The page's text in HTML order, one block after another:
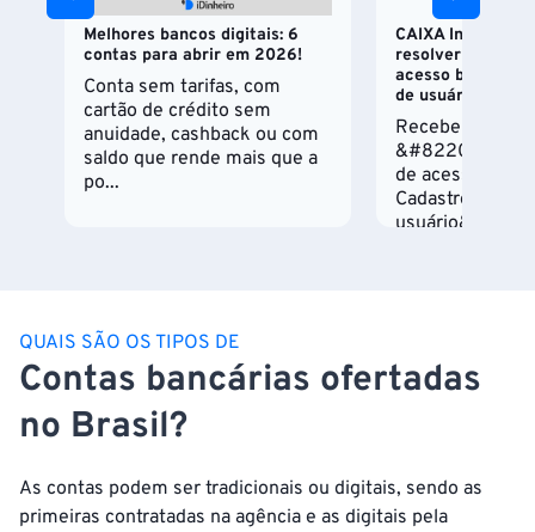
Melhores bancos digitais: 6
contas para abrir em 2026!
Conta sem tarifas, com
cartão de crédito sem
anuidade, cashback ou com
saldo que rende mais que a
po...
CAIXA Internet
resolver erro X5
acesso
de usuário
Recebeu a
&#8220;X5
de acesso
Cadastre um
QUAIS SÃO OS TIPOS DE
Contas bancárias ofertadas
no Brasil?
As contas podem ser tradicionais ou digitais, sendo as
primeiras contratadas na agência e as digitais pela